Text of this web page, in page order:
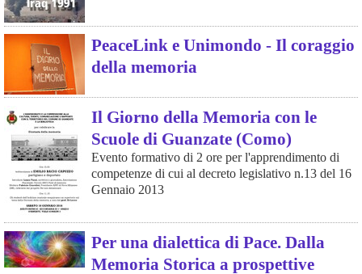
PeaceLink e Unimondo - Il coraggio
della memoria
Il Giorno della Memoria con le
Scuole di Guanzate (Como)
Evento formativo di 2 ore per l'apprendimento di
competenze di cui al decreto legislativo n.13 del 16
Gennaio 2013
Per una dialettica di Pace. Dalla
Memoria Storica a prospettive